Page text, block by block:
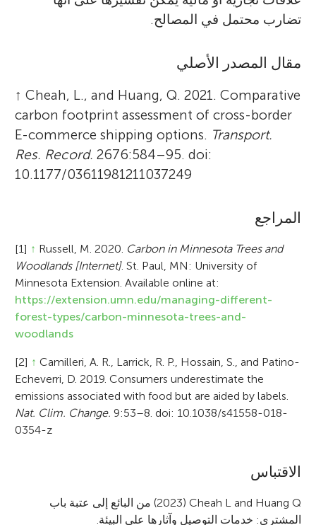
تضارب محتمل في المصالح.
مقال المصدر الأصلي
↑ Cheah, L., and Huang, Q. 2021. Comparative
carbon footprint assessment of cross-border
E-commerce shipping options. Transport.
Res. Record. 2676:584–95. doi:
10.1177/03611981211037249
المراجع
[1] ↑ Russell, M. 2020. Carbon in Minnesota Trees and
Woodlands [Internet]. St. Paul, MN: University of
Minnesota Extension. Available online at:
https://extension.umn.edu/managing-different-
forest-types/carbon-minnesota-trees-and-
woodlands
[2] ↑ Camilleri, A. R., Larrick, R. P., Hossain, S., and Patino-
Echeverri, D. 2019. Consumers underestimate the
emissions associated with food but are aided by labels.
Nat. Clim. Change. 9:53–8. doi: 10.1038/s41558-018-
0354-z
A
r
الاقتباس
(2023) Cheah L and Huang Qمن البائع إلى عتبة باب
المشتري: خدمات التوصيل وآثارها على البيئة.